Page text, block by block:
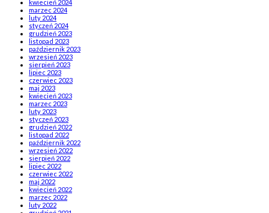
kwiecień 2024
marzec 2024
luty 2024
styczeń 2024
grudzień 2023
listopad 2023
październik 2023
wrzesień 2023
sierpień 2023
lipiec 2023
czerwiec 2023
maj 2023
kwiecień 2023
marzec 2023
luty 2023
styczeń 2023
grudzień 2022
listopad 2022
październik 2022
wrzesień 2022
sierpień 2022
lipiec 2022
czerwiec 2022
maj 2022
kwiecień 2022
marzec 2022
luty 2022